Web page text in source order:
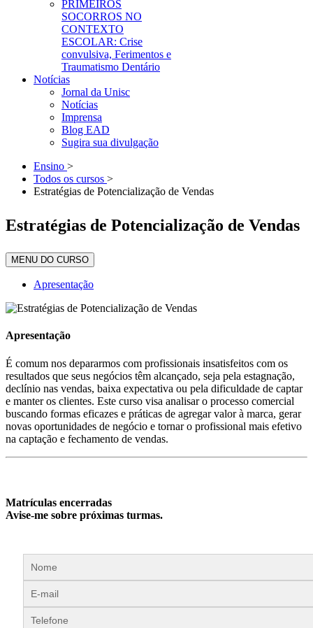
PRIMEIROS
SOCORROS NO
CONTEXTO
ESCOLAR: Crise
convulsiva, Ferimentos e
Traumatismo Dentário
Notícias
Jornal da Unisc
Notícias
Imprensa
Blog EAD
Sugira sua divulgação
Ensino >
Todos os cursos >
Estratégias de Potencialização de Vendas
Estratégias de Potencialização de Vendas
MENU DO CURSO
Apresentação
Apresentação
É comum nos depararmos com profissionais insatisfeitos com os
resultados que seus negócios têm alcançado, seja pela estagnação,
declínio nas vendas, baixa expectativa ou pela dificuldade de captar
e manter os clientes. Este curso visa analisar o processo comercial
buscando formas eficazes e práticas de agregar valor à marca, gerar
novas oportunidades de negócio e tornar o profissional mais efetivo
na captação e fechamento de vendas.
Matrículas encerradas
Avise-me sobre próximas turmas.